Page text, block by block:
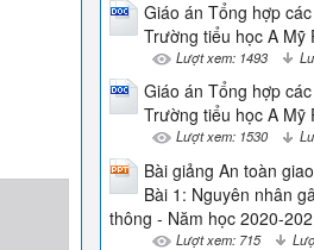
Giáo án Tổng hợp
Trường tiểu học A Mỹ
Lượt xem: 1493
Giáo án Tổng hợp
Trường tiểu học A Mỹ
Lượt xem: 1530
Bài giảng An toàn
Bài 1: Nguyên nhân
thông - Năm học 2020-
Lượt xem: 715